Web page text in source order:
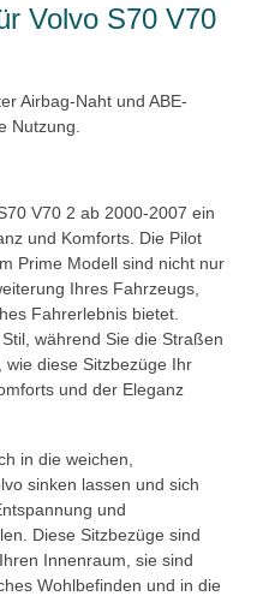
Volvo S70 V70
Airbag-Naht und ABE-
Nutzung.
V70 2 ab 2000-2007 ein
und Komforts. Die Pilot
Prime Modell sind nicht nur
Ihres Fahrzeugs,
Fahrerlebnis bietet.
während Sie die Straßen
diese Sitzbezüge Ihr
und der Eleganz
in die weichen,
sinken lassen und sich
und
Diese Sitzbezüge sind
Innenraum, sie sind
Wohlbefinden und in die